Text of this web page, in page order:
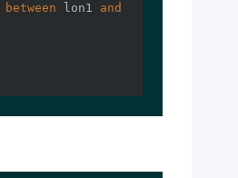
between lon1 and